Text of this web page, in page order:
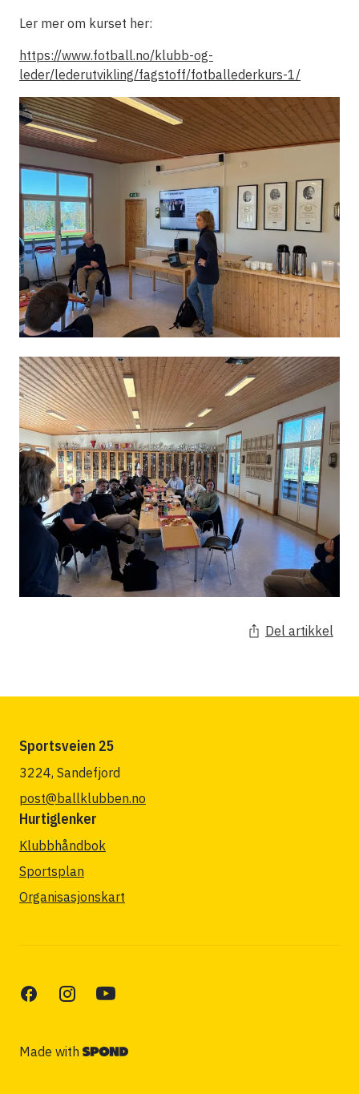
Ler mer om kurset her:
https://www.fotball.no/klubb-og-
leder/lederutvikling/fagstoff/fotballederkurs-1/
Del artikkel
Sportsveien 25
3224, Sandefjord
post@ballklubben.no
Hurtiglenker
Klubbhåndbok
Sportsplan
Organisasjonskart
Made with